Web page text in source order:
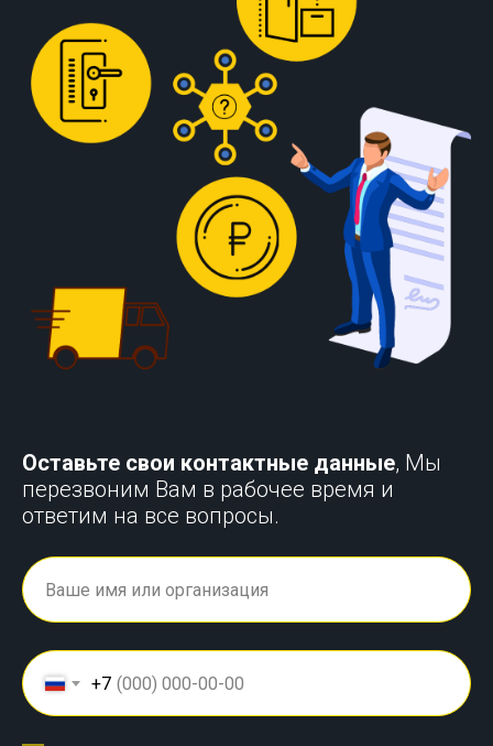
Оставьте свои контактные данные, Мы
перезвоним Вам в рабочее время и
ответим на все вопросы.
+7